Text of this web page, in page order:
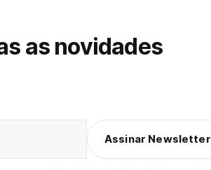
as novidades
Assinar Newsletter